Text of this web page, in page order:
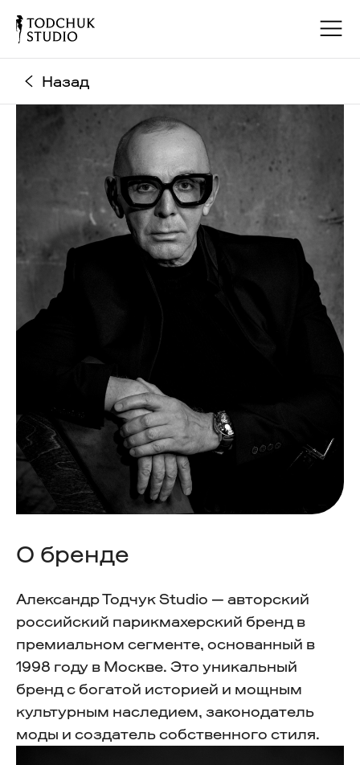
Назад
О бренде
Александр Тодчук Studio — авторский
российский парикмахерский бренд в
премиальном сегменте, основанный в
1998 году в Москве. Это уникальный
бренд с богатой историей и мощным
культурным наследием, законодатель
моды и создатель собственного стиля.